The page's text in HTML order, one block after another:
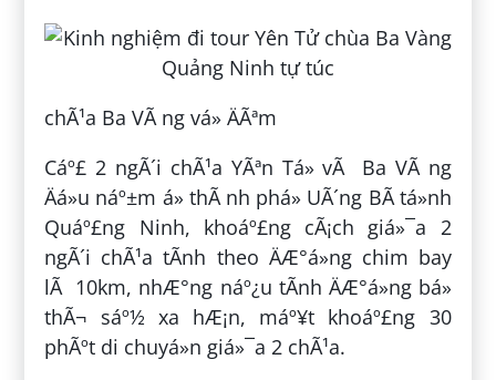
chÃ¹a Ba VÃ ng vá» ÄÃªm
Cáº£ 2 ngÃ´i chÃ¹a YÃªn Tá»­ vÃ Ba VÃ ng
Äá»u náº±m á» thÃ nh phá» UÃ´ng BÃ­ tá»nh
Quáº£ng Ninh, khoáº£ng cÃ¡ch giá»¯a 2
ngÃ´i chÃ¹a tÃ­nh theo ÄÆ°á»ng chim bay
lÃ 10km, nhÆ°ng náº¿u tÃ­nh ÄÆ°á»ng bá»
thÃ¬ sáº½ xa hÆ¡n, máº¥t khoáº£ng 30
phÃºt di chuyá»n giá»¯a 2 chÃ¹a.